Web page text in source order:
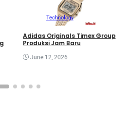
Technology
Adidas Originals Timex Group
Produksi Jam Baru
June 12, 2026